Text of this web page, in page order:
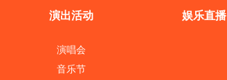
演出活动
演唱会
音乐节
娱乐直播